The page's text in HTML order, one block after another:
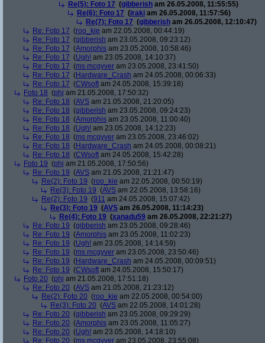
Re(5): Foto 17 (gibberish am 26.05.2008, 11:55:55)
Re(6): Foto 17 (iraki am 26.05.2008, 11:57:56)
Re(7): Foto 17 (gibberish am 26.05.2008, 12:10:47)
Re: Foto 17 (roo_kie am 22.05.2008, 00:44:19)
Re: Foto 17 (gibberish am 23.05.2008, 09:23:12)
Re: Foto 17 (Amorphis am 23.05.2008, 10:58:46)
Re: Foto 17 (Ugh! am 23.05.2008, 14:10:37)
Re: Foto 17 (ms mcgyver am 23.05.2008, 23:41:50)
Re: Foto 17 (Hardware_Crash am 24.05.2008, 00:06:33)
Re: Foto 17 (CWsoft am 24.05.2008, 15:39:18)
Foto 18 (phj am 21.05.2008, 17:50:32)
Re: Foto 18 (AVS am 21.05.2008, 21:20:05)
Re: Foto 18 (gibberish am 23.05.2008, 09:24:23)
Re: Foto 18 (Amorphis am 23.05.2008, 11:00:40)
Re: Foto 18 (Ugh! am 23.05.2008, 14:12:23)
Re: Foto 18 (ms mcgyver am 23.05.2008, 23:46:02)
Re: Foto 18 (Hardware_Crash am 24.05.2008, 00:08:21)
Re: Foto 18 (CWsoft am 24.05.2008, 15:42:28)
Foto 19 (phj am 21.05.2008, 17:50:56)
Re: Foto 19 (AVS am 21.05.2008, 21:21:47)
Re(2): Foto 19 (roo_kie am 22.05.2008, 00:50:19)
Re(3): Foto 19 (AVS am 22.05.2008, 13:58:16)
Re(2): Foto 19 (911 am 24.05.2008, 15:07:42)
Re(3): Foto 19 (AVS am 26.05.2008, 11:14:23)
Re(4): Foto 19 (xanadu59 am 26.05.2008, 22:21:27)
Re: Foto 19 (gibberish am 23.05.2008, 09:28:46)
Re: Foto 19 (Amorphis am 23.05.2008, 11:02:23)
Re: Foto 19 (Ugh! am 23.05.2008, 14:14:59)
Re: Foto 19 (ms mcgyver am 23.05.2008, 23:50:46)
Re: Foto 19 (Hardware_Crash am 24.05.2008, 00:09:51)
Re: Foto 19 (CWsoft am 24.05.2008, 15:50:17)
Foto 20 (phj am 21.05.2008, 17:51:18)
Re: Foto 20 (AVS am 21.05.2008, 21:23:12)
Re(2): Foto 20 (roo_kie am 22.05.2008, 00:54:00)
Re(3): Foto 20 (AVS am 22.05.2008, 14:01:28)
Re: Foto 20 (gibberish am 23.05.2008, 09:29:29)
Re: Foto 20 (Amorphis am 23.05.2008, 11:05:27)
Re: Foto 20 (Ugh! am 23.05.2008, 14:18:10)
Re: Foto 20 (ms mcgyver am 23.05.2008, 23:55:08)